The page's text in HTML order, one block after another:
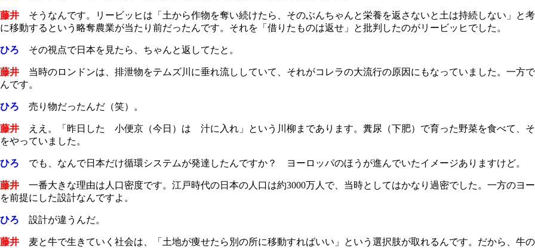
藤井 そうなんです。リービッヒは「土から作物を奪い続けたら、そのぶんちゃんと栄養を返さないと土は持続しない」と
に移動するという略奪農業が当たり前だったんです。それを「借りたものは返せ」と批判したのがリービッヒでした。
ひろ その視点で日本を見たら、ちゃんと返してたと。
藤井 当時のロンドンは、排泄物をテムズ川に垂れ流ししていて、それがコレラの大流行の原因にもなっていました。一方
んです。
ひろ 売り物だったんだ（笑）。
藤井 ええ。「昨日した 小便京（今日）は 汁に入れ」という川柳まであります。糞尿（下肥）で育った野菜を食べて、
をやっていました。
ひろ でも、なんで日本だけ循環システムが発達したんですか？ ヨーロッパのほうが進んでいたイメージありますけど。
藤井 一番大きな理由は人口密度です。江戸時代の日本の人口は約3000万人で、当時としてはかなり過密でした。一方のヨ
を前提にした設計なんですよ。
ひろ 設計が違うんだ。
藤井 麦と牛で生きていく社会は、「土地が痩せたら別の所に移動すればいい」という選択肢が取れるんです。だから、牛